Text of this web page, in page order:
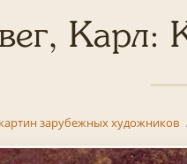
Карл:
зарубежных художников